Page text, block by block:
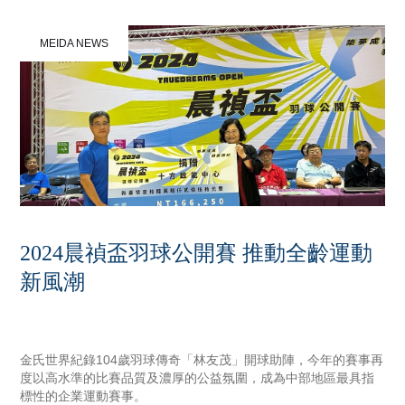
MEIDA NEWS
2024晨禎盃羽球公開賽 推動全齡運動
新風潮
金氏世界紀錄104歲羽球傳奇「林友茂」開球助陣，今年的賽事再
度以高水準的比賽品質及濃厚的公益氛圍，成為中部地區最具指
標性的企業運動賽事。